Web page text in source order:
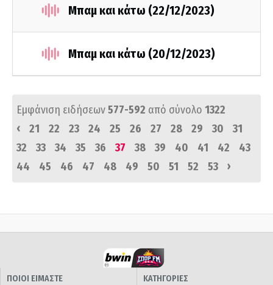
Μπαμ και κάτω (22/12/2023)
Μπαμ και κάτω (20/12/2023)
Εμφάνιση ειδήσεων577-592 από σύνολο 1322
‹
21 22 23 24 25 26 27 28 29 30
31
32
33 34 35 36 37 38 39 40 41 42
43
44
45 46 47 48 49 50 51 52 53 ›
ΠΟΙΟΙ ΕΙΜΑΣΤΕ
ΚΑΤΗΓΟΡΙΕΣ